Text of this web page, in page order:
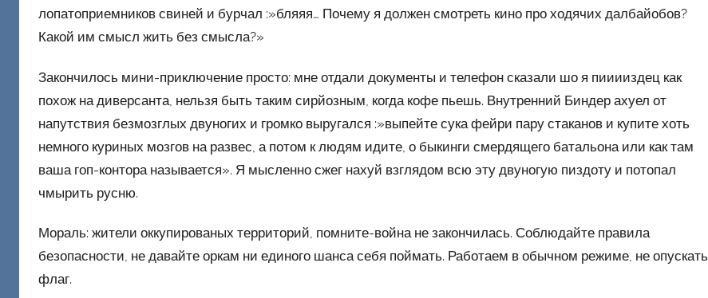
лопатоприемников свиней и бурчал :»бляяя… Почему я должен смотреть кино про ходячих далбайобов?
Какой им смысл жить без смысла?»
Закончилось мини-приключение просто: мне отдали документы и телефон сказали шо я пииииздец как
похож на диверсанта, нельзя быть таким сирйозным, когда кофе пьешь. Внутренний Биндер ахуел от
напутствия безмозглых двуногих и громко выругался :»выпейте сука фейри пару стаканов и купите хоть
немного куриных мозгов на развес, а потом к людям идите, о быкинги смердящего батальона или как там
ваша гоп-контора называется». Я мысленно сжег нахуй взглядом всю эту двуногую пиздоту и потопал
чмырить русню.
Мораль: жители оккупированых территорий, помните-война не закончилась. Соблюдайте правила
безопасности, не давайте оркам ни единого шанса себя поймать. Работаем в обычном режиме, не опускать
флаг.